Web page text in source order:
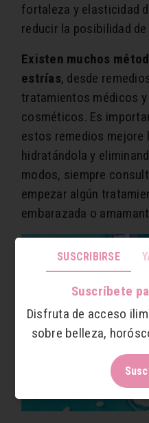
fortaleza y elasticidad
reducir la posibilidad
Existen muchos
estrías, desde
tratamientos médicos
cosméticos. Es
estos remedios mejore
hidratándola y
modos, siempre
empezar algún
embarazada o
SUSCRIBIRSE
Suscríbete
Disfruta de acceso
sobre belleza,